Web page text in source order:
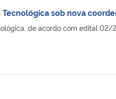
sob nova
de acordo com edital